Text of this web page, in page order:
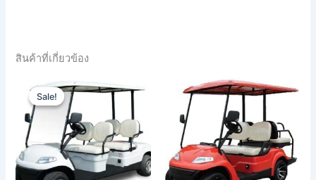
สินค้าที่เกี่ยวข้อง
Sale!
Sale!
price
฿240,000.00.
price
฿190,000.00.